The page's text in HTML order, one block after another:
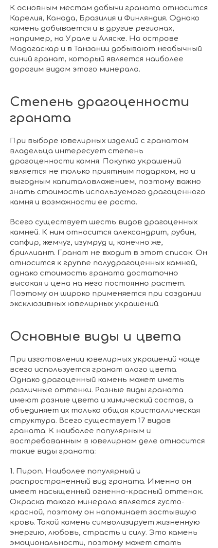
К основным местам добычи граната относится
Карелия, Канада, Бразилия и Финляндия. Однако
камень добывается и в другие регионах,
например, на Урале и Аляске. На острове
Мадагаскар и в Танзании добывают необычный
синий гранат, который является наиболее
дорогим видом этого минерала.
Степень драгоценности
граната
При выборе ювелирных изделий с гранатом
владельца интересует степень
драгоценности камня. Покупка украшений
является не только приятным подарком, но и
выгодным капиталовложением, поэтому важно
знать стоимость используемого драгоценного
камня и возможности ее роста.
Всего существует шесть видов драгоценных
камней. К ним относится александрит, рубин,
сапфир, жемчуг, изумруд и, конечно же,
бриллиант. Гранат не входит в этот список. Он
относится к группе полудрагоценных камней,
однако стоимость граната достаточно
высокая и цена на него постоянно растет.
Поэтому он широко применяется при создании
эксклюзивных ювелирных украшений.
Основные виды и цвета
При изготовлении ювелирных украшений чаще
всего используется гранат алого цвета.
Однако драгоценный камень может иметь
различные оттенки. Разные виды граната
имеют разные цвета и химический состав, а
объединяет их только общая кристаллическая
структура. Всего существует 17 видов
граната. К наиболее популярным и
востребованным в ювелирном деле относится
такие виды граната:
1. Пироп. Наиболее популярный и
распространенный вид граната. Именно он
имеет насыщенный огненно-красный оттенок.
Окраска такого минерала является густо-
красной, поэтому он напоминает застывшую
кровь. Такой камень символизирует жизненную
энергию, любовь, страсть и силу. Это камень
эмоциональности, поэтому может стать